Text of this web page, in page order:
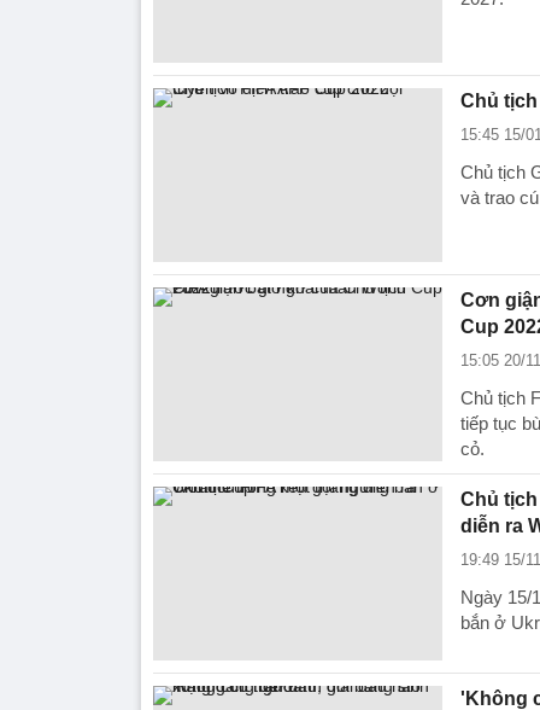
Chủ
15:45 15/
Chủ tịch
và trao
Cơn
Cup
15:05 20/
Chủ tịch
tiếp tục
cỏ.
Chủ
diễn ra
19:49 15/
Ngày 15/
bắn ở
'Không